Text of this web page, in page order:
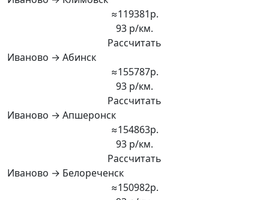
≈119381р.
93 р/км.
Рассчитать
Иваново → Абинск
≈155787р.
93 р/км.
Рассчитать
Иваново → Апшеронск
≈154863р.
93 р/км.
Рассчитать
Иваново → Белореченск
≈150982р.